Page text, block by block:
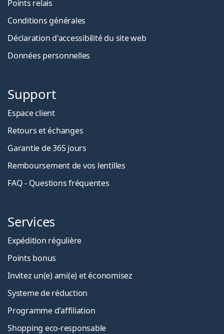
Points relais
Conditions générales
Déclaration d'accessibilité du site web
Données personnelles
Support
Espace client
Retours et échanges
Garantie de 365 jours
Remboursement de vos lentilles
FAQ - Questions fréquentes
Services
Expédition régulière
Points bonus
Invitez un(e) ami(e) et économisez
Systeme de réduction
Programme d'affiliation
Shopping eco-responsable